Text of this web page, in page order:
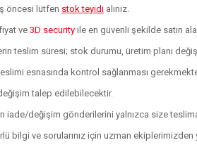
öncesi lütfen stok teyidi alınız.
ve 3D security ile en güvenli şekilde satın
teslim süresi; stok durumu, üretim planı
esnasında kontrol sağlanması
talep edilebilecektir.
iade/değişim gönderilerini yalnızca size
bilgi ve sorularınız için uzman ekiplerimizden